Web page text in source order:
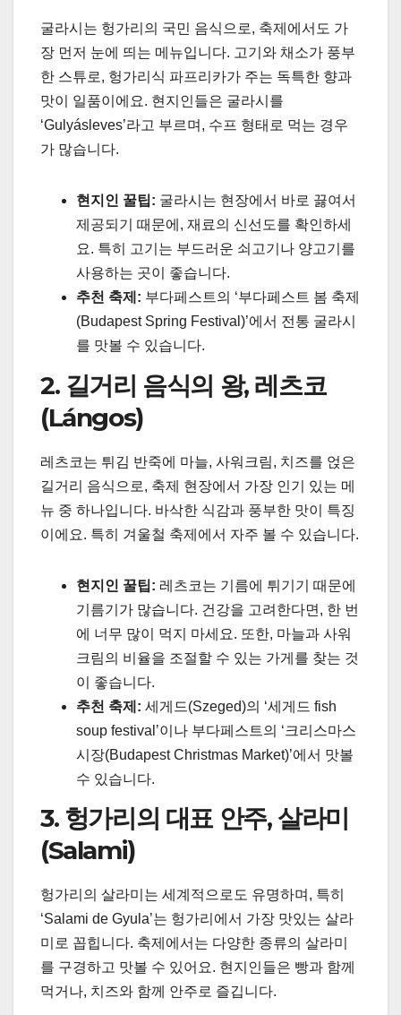
굴라시는 헝가리의 국민 음식으로, 축제에서도 가
장 먼저 눈에 띄는 메뉴입니다. 고기와 채소가 풍부
한 스튜로, 헝가리식 파프리카가 주는 독특한 향과
맛이 일품이에요. 현지인들은 굴라시를
‘Gulyásleves’라고 부르며, 수프 형태로 먹는 경우
가 많습니다.
현지인 꿀팁: 굴라시는 현장에서 바로 끓여서
제공되기 때문에, 재료의 신선도를 확인하세
요. 특히 고기는 부드러운 쇠고기나 양고기를
사용하는 곳이 좋습니다.
추천 축제: 부다페스트의 ‘부다페스트 봄 축제
(Budapest Spring Festival)’에서 전통 굴라시
를 맛볼 수 있습니다.
2. 길거리 음식의 왕, 레츠코
(Lángos)
레츠코는 튀김 반죽에 마늘, 사워크림, 치즈를 얹은
길거리 음식으로, 축제 현장에서 가장 인기 있는 메
뉴 중 하나입니다. 바삭한 식감과 풍부한 맛이 특징
이에요. 특히 겨울철 축제에서 자주 볼 수 있습니다.
현지인 꿀팁: 레츠코는 기름에 튀기기 때문에
기름기가 많습니다. 건강을 고려한다면, 한 번
에 너무 많이 먹지 마세요. 또한, 마늘과 사워
크림의 비율을 조절할 수 있는 가게를 찾는 것
이 좋습니다.
추천 축제: 세게드(Szeged)의 ‘세게드 fish
soup festival’이나 부다페스트의 ‘크리스마스
시장(Budapest Christmas Market)’에서 맛볼
수 있습니다.
3. 헝가리의 대표 안주, 살라미
(Salami)
헝가리의 살라미는 세계적으로도 유명하며, 특히
‘Salami de Gyula’는 헝가리에서 가장 맛있는 살라
미로 꼽힙니다. 축제에서는 다양한 종류의 살라미
를 구경하고 맛볼 수 있어요. 현지인들은 빵과 함께
먹거나, 치즈와 함께 안주로 즐깁니다.